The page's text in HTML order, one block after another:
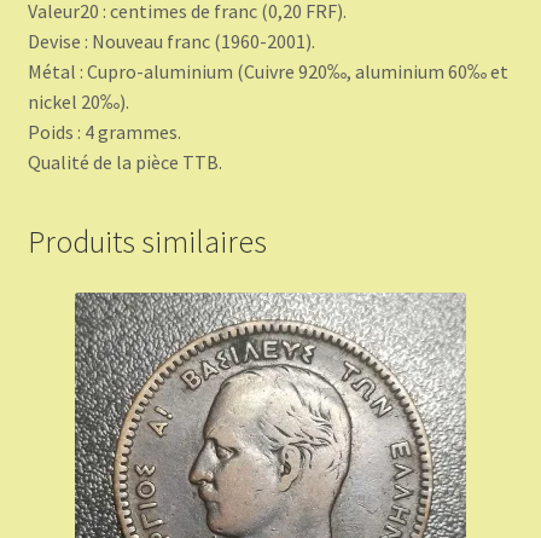
Valeur20 : centimes de franc (0,20 FRF).
Devise : Nouveau franc (1960-2001).
Métal : Cupro-aluminium (Cuivre 920‰, aluminium 60‰ et
nickel 20‰).
Poids : 4 grammes.
Qualité de la pièce TTB.
Produits similaires